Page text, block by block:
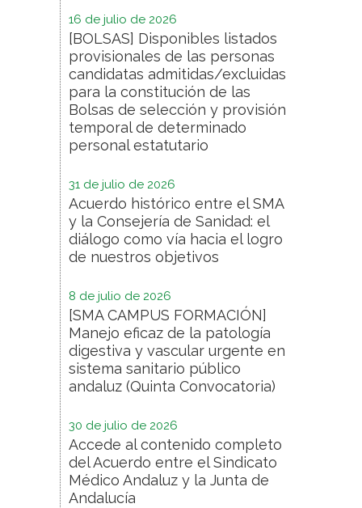
16 de julio de 2026
[BOLSAS] Disponibles listados
provisionales de las personas
candidatas admitidas/excluidas
para la constitución de las
Bolsas de selección y provisión
temporal de determinado
personal estatutario
31 de julio de 2026
Acuerdo histórico entre el SMA
y la Consejería de Sanidad: el
diálogo como vía hacia el logro
de nuestros objetivos
8 de julio de 2026
[SMA CAMPUS FORMACIÓN]
Manejo eficaz de la patología
digestiva y vascular urgente en
sistema sanitario público
andaluz (Quinta Convocatoria)
30 de julio de 2026
Accede al contenido completo
del Acuerdo entre el Sindicato
Médico Andaluz y la Junta de
Andalucía